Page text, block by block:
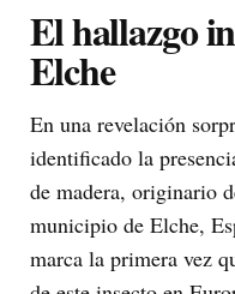
El hallazgo
Elche
En una revelación
identificado la
de madera, originario
municipio de Elche,
marca la primera vez